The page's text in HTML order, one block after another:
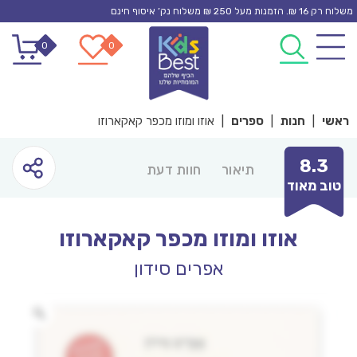
Skip
content
משלוח רק 16 ₪. הזמנות מעל 250 ₪ משלוח נק’ איסוף חינם
0
0
ראשי חנות ספרים אוזו ומוזו מכפר קאקארוזו
8.3
טוב מאוד
תיאור חוות דעת
אוזו ומוזו מכפר קאקארוזו
אפרים סידון